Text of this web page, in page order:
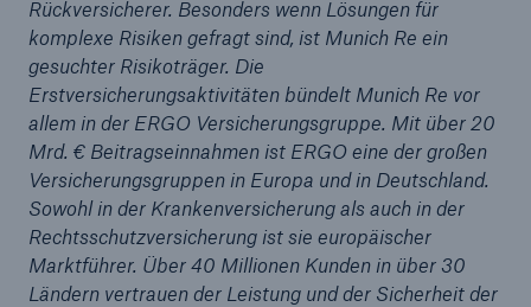
Rückversicherer. Besonders wenn Lösungen für
komplexe Risiken gefragt sind, ist Munich Re ein
gesuchter Risikoträger. Die
Erstversicherungsaktivitäten bündelt Munich Re vor
allem in der ERGO Versicherungsgruppe. Mit über 20
Mrd. € Beitragseinnahmen ist ERGO eine der großen
Versicherungsgruppen in Europa und in Deutschland.
Sowohl in der Krankenversicherung als auch in der
Rechtsschutzversicherung ist sie europäischer
Marktführer. Über 40 Millionen Kunden in über 30
Ländern vertrauen der Leistung und der Sicherheit der
Lösungen
Cyber-Lösungen von Munich Re